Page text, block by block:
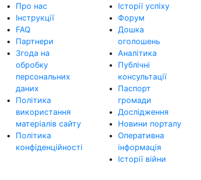
Про нас
Інструкції
FAQ
Партнери
Згода на
обробку
персональних
даних
Політика
використання
матеріалів сайту
Політика
конфіденційності
Історії успіху
Форум
Дошка
оголошень
Аналітика
Публічні
консультації
Паспорт
громади
Дослідження
Новини порталу
Оперативна
інформація
Історії війни